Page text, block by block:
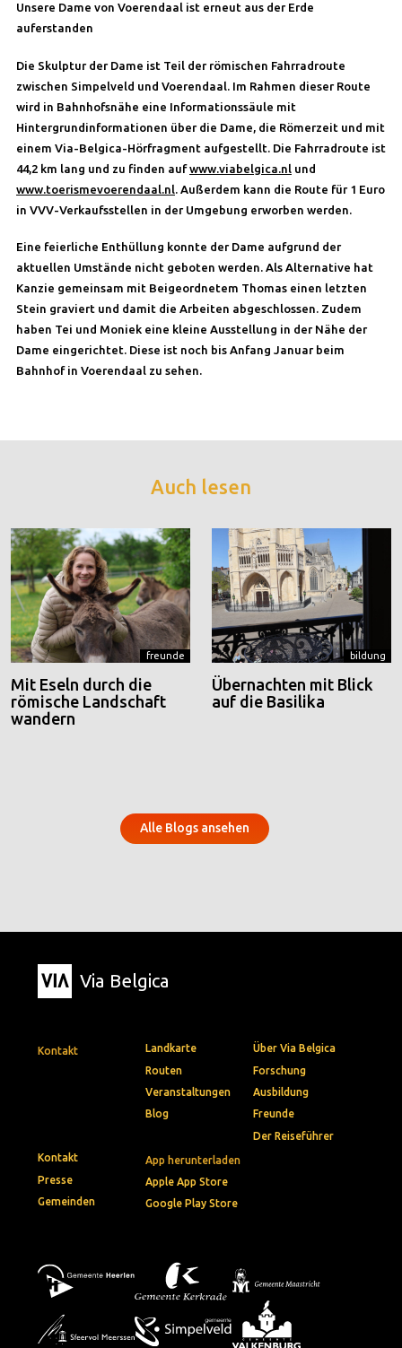
Unsere Dame von Voerendaal ist erneut aus der Erde
auferstanden
Die Skulptur der Dame ist Teil der römischen Fahrradroute
zwischen Simpelveld und Voerendaal. Im Rahmen dieser Route
wird in Bahnhofsnähe eine Informationssäule mit
Hintergrundinformationen über die Dame, die Römerzeit und mit
einem Via-Belgica-Hörfragment aufgestellt. Die Fahrradroute ist
44,2 km lang und zu finden aufwww.viabelgica.nl und
www.toerismevoerendaal.nl . Außerdem kann die Route für 1 Euro
in VVV-Verkaufsstellen in der Umgebung erworben werden.
Eine feierliche Enthüllung konnte der Dame aufgrund der
aktuellen Umstände nicht geboten werden. Als Alternative hat
Kanzie gemeinsam mit Beigeordnetem Thomas einen letzten
Stein graviert und damit die Arbeiten abgeschlossen. Zudem
haben Tei und Moniek eine kleine Ausstellung in der Nähe der
Dame eingerichtet. Diese ist noch bis Anfang Januar beim
Bahnhof in Voerendaal zu sehen.
Auch lesen
freunde
Mit Eseln durch die
römische Landschaft
wandern
bildung
Übernachten mit Blick
auf die Basilika
Alle Blogs ansehen
Via Belgica
Kontakt
App herunterladen
Apple App Store
Google Play Store
Landkarte
Routen
Veranstaltungen
Blog
Über Via Belgica
Forschung
Ausbildung
Freunde
Der Reiseführer
Kontakt
Presse
Gemeinden